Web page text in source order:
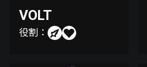
VOLT
役割：